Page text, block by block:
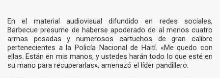
En el material audiovisual difundido en redes sociales,
Barbecue presume de haberse apoderado de al menos cuatro
armas pesadas y numerosos cartuchos de gran calibre
pertenecientes a la Policía Nacional de Haití. «Me quedo con
ellas. Están en mis manos, y ustedes harán todo lo que esté en
su mano para recuperarlas», amenazó el líder pandillero.